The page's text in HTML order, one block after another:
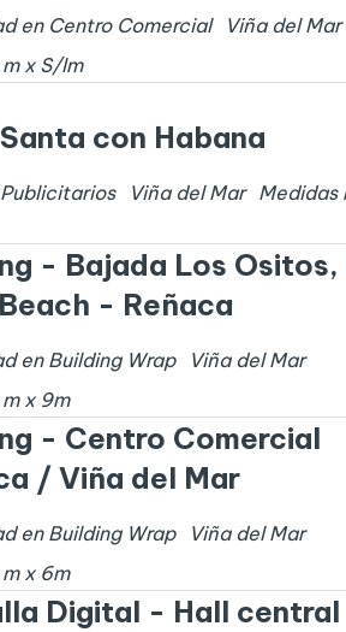
en Centro Comercial
Viña del Mar
m x S/Im
con Habana
Viña del Mar Medidas
- Bajada Los Ositos,
- Reñaca
en Building Wrap
Viña del Mar
m x 9m
- Centro Comercial
/ Viña del Mar
en Building Wrap
Viña del Mar
m x 6m
Digital - Hall